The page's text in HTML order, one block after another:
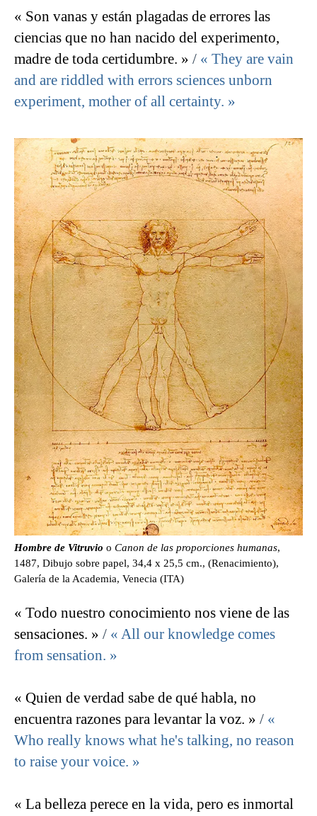
« Son vanas y están plagadas de errores las
ciencias que no han nacido del experimento,
madre de toda certidumbre. » / « They are vain
and are riddled with errors sciences unborn
experiment, mother of all certainty. »
Hombre de Vitruvio o Canon de las proporciones humanas,
1487, Dibujo sobre papel, 34,4 x 25,5 cm., (Renacimiento),
Galería de la Academia, Venecia (ITA)
« Todo nuestro conocimiento nos viene de las
sensaciones. » / « All our knowledge comes
from sensation. »
« Quien de verdad sabe de qué habla, no
encuentra razones para levantar la voz. » / «
Who really knows what he's talking, no reason
to raise your voice. »
« La belleza perece en la vida, pero es inmortal